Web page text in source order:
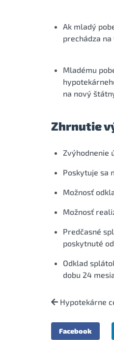
Ak mladý
prechádza
Mladému
na nový
Zhrnutie
Zvýhodnenie
Poskytuje sa
Možnosť
Možnosť
Predčasné
poskytnuté od
Odklad
dobu 24
Hypotekárne
Facebook